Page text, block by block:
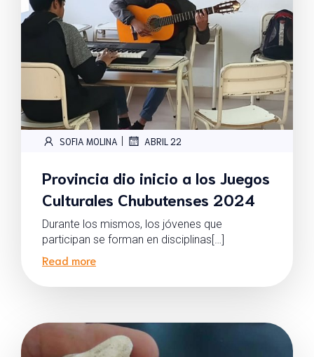
SOFIA MOLINA | ABRIL 22
Provincia dio inicio a los Juegos
Culturales Chubutenses 2024
Durante los mismos, los jóvenes que
participan se forman en disciplinas[…]
Read more